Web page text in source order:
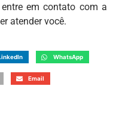
em contato com a
atender você.
WhatsApp
Email